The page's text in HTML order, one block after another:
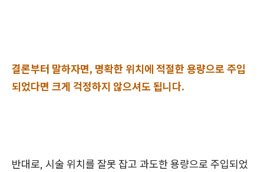
결론부터 말하자면, 명확한 위치에 적절한 용량으로 주입
되었다면 크게 걱정하지 않으셔도 됩니다.
반대로, 시술 위치를 잘못 잡고 과도한 용량으로 주입되었